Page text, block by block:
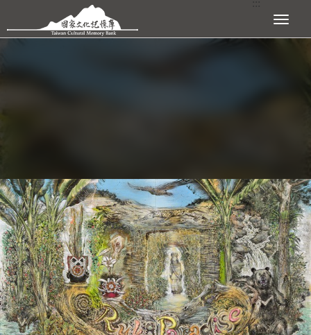
跳到主要內容區塊 展開選單